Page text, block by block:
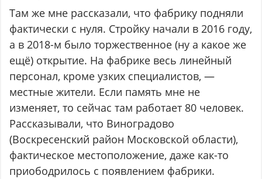
Там же мне рассказали, что фабрику подняли
фактически с нуля. Стройку начали в 2016 году,
а в 2018-м было торжественное (ну а какое же
ещё) открытие. На фабрике весь линейный
персонал, кроме узких специалистов, —
местные жители. Если память мне не
изменяет, то сейчас там работает 80 человек.
Рассказывали, что Виноградово
(Воскресенский район Московской области),
фактическое местоположение, даже как-то
приободрилось с появлением фабрики.